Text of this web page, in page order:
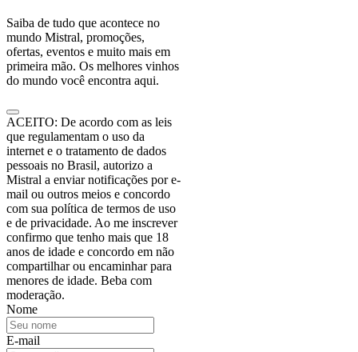
Saiba de tudo que acontece no
mundo Mistral, promoções,
ofertas, eventos e muito mais em
primeira mão. Os melhores vinhos
do mundo você encontra aqui.
ACEITO: De acordo com as leis
que regulamentam o uso da
internet e o tratamento de dados
pessoais no Brasil, autorizo a
Mistral a enviar notificações por e-
mail ou outros meios e concordo
com sua política de termos de uso
e de privacidade. Ao me inscrever
confirmo que tenho mais que 18
anos de idade e concordo em não
compartilhar ou encaminhar para
menores de idade. Beba com
moderação.
Nome
E-mail